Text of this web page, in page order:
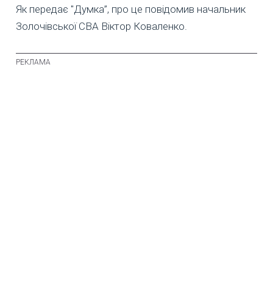
Як передає "Думка”, про це повідомив начальник
Золочівської СВА Віктор Коваленко.